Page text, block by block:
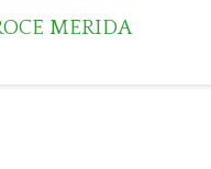
MERIDA